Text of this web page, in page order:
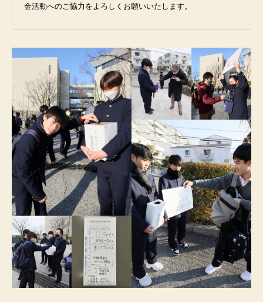
金活動へのご協力をよろしくお願いいたします。